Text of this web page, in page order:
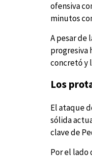
ofensiva
minutos
A pesar de
progresiva
concretó y
Los
El ataque
sólida
clave de
Por el lado